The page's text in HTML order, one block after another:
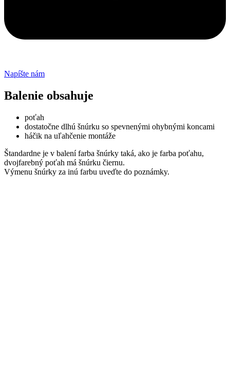
Napíšte nám
Balenie obsahuje
poťah
dostatočne dlhú šnúrku so spevnenými ohybnými koncami
háčik na uľahčenie montáže
Štandardne je v balení farba šnúrky taká, ako je farba poťahu,
dvojfarebný poťah má šnúrku čiernu.
Výmenu šnúrky za inú farbu uveďte do poznámky.